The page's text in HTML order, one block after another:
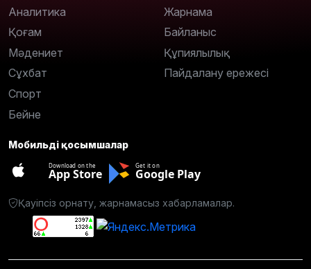
Аналитика
Қоғам
Мәдениет
Сұхбат
Спорт
Бейне
Жарнама
Байланыс
Құпиялылық
Пайдалану ережесі
Мобильді қосымшалар
Download on the
App Store
Get it on
Google Play
Қауіпсіз орнату, жарнамасыз хабарламалар.